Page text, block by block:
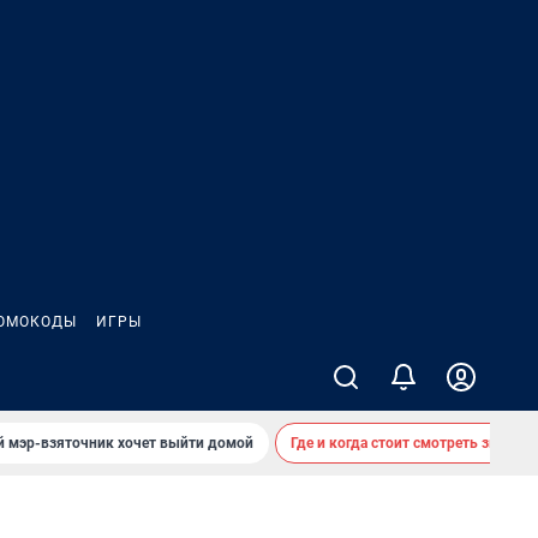
ИГРЫ
мэр-взяточник хочет выйти домой Где и когда стоит смотреть